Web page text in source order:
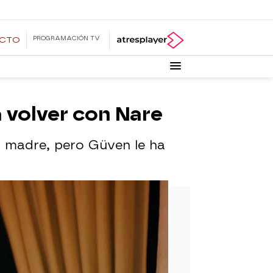
PROGRAMACIÓN TV
con Nare
pero Güven le ha